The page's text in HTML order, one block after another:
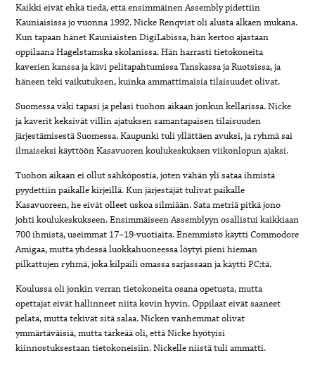
Kaikki eivät ehkä tiedä, että ensimmäinen Assembly pidettiin
Kauniaisissa jo vuonna 1992. Nicke Renqvist oli alusta alkaen mukana.
Kun tapaan hänet Kauniaisten DigiLabissa, hän kertoo ajastaan
oppilaana Hagelstamska skolanissa. Hän harrasti tietokoneita
kaverien kanssa ja kävi pelitapahtumissa Tanskassa ja Ruotsissa, ja
häneen teki vaikutuksen, kuinka ammattimaisia tilaisuudet olivat.
Suomessa väki tapasi ja pelasi tuohon aikaan jonkun kellarissa. Nicke
ja kaverit keksivät villin ajatuksen samantapaisen tilaisuuden
järjestämisestä Suomessa. Kaupunki tuli yllättäen avuksi, ja ryhmä sai
ilmaiseksi käyttöön Kasavuoren koulukeskuksen viikonlopun ajaksi.
Tuohon aikaan ei ollut sähköpostia, joten vähän yli sataa ihmistä
pyydettiin paikalle kirjeillä. Kun järjestäjät tulivat paikalle
Kasavuoreen, he eivät olleet uskoa silmiään. Sata metriä pitkä jono
johti koulukeskukseen. Ensimmäiseen Assemblyyn osallistui kaikkiaan
700 ihmistä, useimmat 17–19-vuotiaita. Enemmistö käytti Commodore
Amigaa, mutta yhdessä luokkahuoneessa löytyi pieni hieman
pilkattujen ryhmä, joka kilpaili omassa sarjassaan ja käytti PC:tä.
Koulussa oli jonkin verran tietokoneita osana opetusta, mutta
opettajat eivät hallinneet niitä kovin hyvin. Oppilaat eivät saaneet
pelata, mutta tekivät sitä salaa. Nicken vanhemmat olivat
ymmärtäväisiä, mutta tärkeää oli, että Nicke hyötyisi
kiinnostuksestaan tietokoneisiin. Nickelle niistä tuli ammatti.